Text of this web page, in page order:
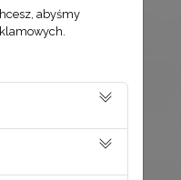
abyśmy